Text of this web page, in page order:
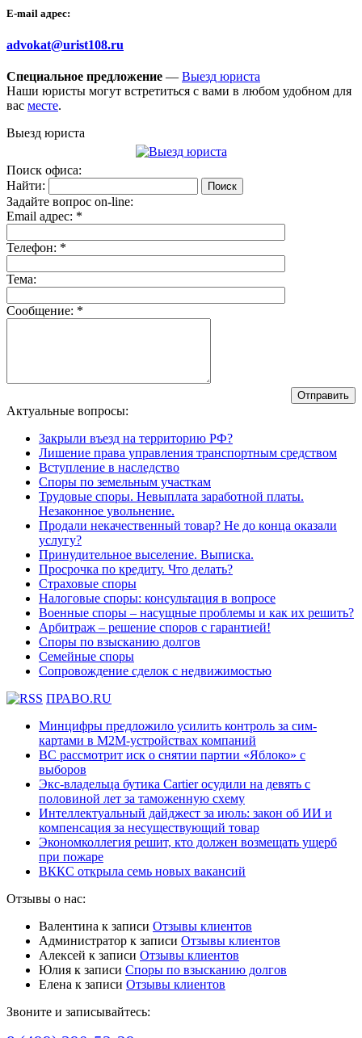
E-mail адрес:
advokat@urist108.ru
Специальное предложение — Выезд юриста
Наши юристы могут встретиться с вами в любом удобном для
вас месте.
Выезд юриста
Поиск офиса:
Найти:
Задайте вопрос on-line:
Email адрес: *
Телефон: *
Тема:
Сообщение: *
Актуальные вопросы:
Закрыли въезд на территорию РФ?
Лишение права управления транспортным средством
Вступление в наследство
Споры по земельным участкам
Трудовые споры. Невыплата заработной платы.
Незаконное увольнение.
Продали некачественный товар? Не до конца оказали
услугу?
Принудительное выселение. Выписка.
Просрочка по кредиту. Что делать?
Страховые споры
Налоговые споры: консультация в вопросе
Военные споры – насущные проблемы и как их решить?
Арбитраж – решение споров с гарантией!
Споры по взысканию долгов
Семейные споры
Сопровождение сделок с недвижимостью
ПРАВО.RU
Минцифры предложило усилить контроль за сим-
картами в M2M-устройствах компаний
ВС рассмотрит иск о снятии партии «Яблоко» с
выборов
Экс-владельца бутика Cartier осудили на девять с
половиной лет за таможенную схему
Интеллектуальный дайджест за июль: закон об ИИ и
компенсация за несуществующий товар
Экономколлегия решит, кто должен возмещать ущерб
при пожаре
ВККС открыла семь новых вакансий
Отзывы о нас:
Валентина к записи Отзывы клиентов
Администратор к записи Отзывы клиентов
Алексей к записи Отзывы клиентов
Юлия к записи Споры по взысканию долгов
Елена к записи Отзывы клиентов
Звоните и записывайтесь: